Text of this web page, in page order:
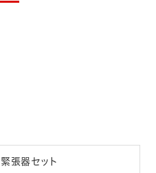
張器セット